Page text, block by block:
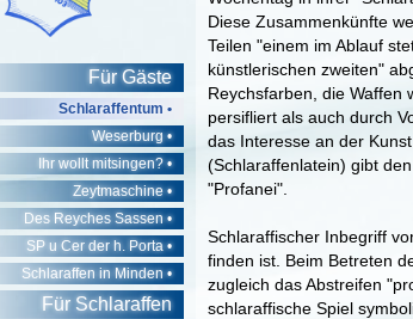
Für Gäste
Schlaraffentum •
Weserburg •
Ihr wollt mitsingen? •
Zeytmaschine •
Des Reyches Sassen •
SP u Cer der h. Porta •
Schlaraffen in Minden •
Für Schlaraffen
Diese Zusammenkünfte
Teilen "einem im Ablauf
künstlerischen zweiten"
Reychsfarben, die Waffen
persifliert als auch durch
das Interesse an der
(Schlaraffenlatein) gibt
"Profanei".
Schlaraffischer Inbegriff
finden ist. Beim Betreten
zugleich das Abstreifen
schlaraffische Spiel